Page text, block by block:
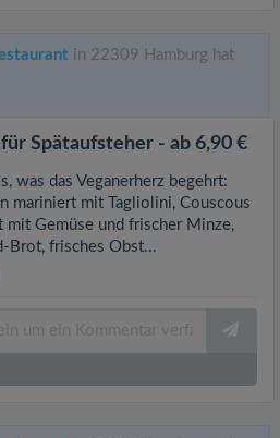
in 22309 Hamburg hat
Spätaufsteher - ab 6,90 €
was das Veganerherz begehrt:
mariniert mit Tagliolini, Couscous
mit Gemüse und frischer Minze,
Brot, frisches Obst...